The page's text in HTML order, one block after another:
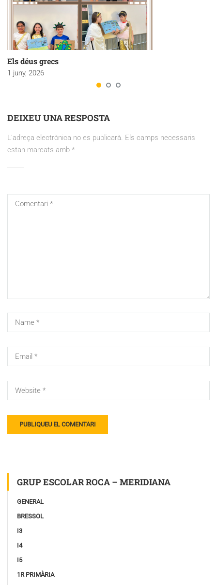
Els déus grecs
1 juny, 2026
DEIXEU UNA RESPOSTA
L'adreça electrònica no es publicarà. Els camps necessaris
estan marcats amb *
GRUP ESCOLAR ROCA – MERIDIANA
GENERAL
BRESSOL
I3
I4
I5
1R PRIMÀRIA